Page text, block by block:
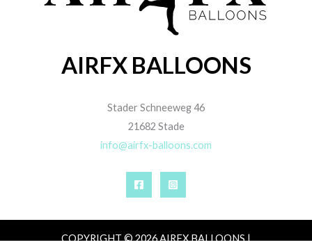
AIRFX BALLOONS
Stader Schneeweg 46
21682 Stade
info@airfx-balloons.com
COPYRIGHT © 2026 AIRFX BALLOONS |